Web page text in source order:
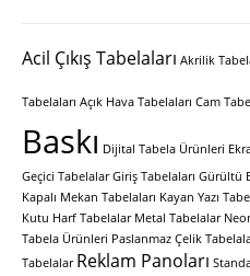
Acil Çıkış Tabelaları Akrilik
Tabelaları Açık Hava Tabelaları Cam
Baskı Dijital Tabela Ürünleri
Geçici Tabelalar Giriş Tabelaları Gürültü
Kapalı Mekan Tabelaları Kayan Yazı
Kutu Harf Tabelalar Metal Tabelalar
Tabela Ürünleri Paslanmaz Çelik
Tabelalar Reklam Panoları